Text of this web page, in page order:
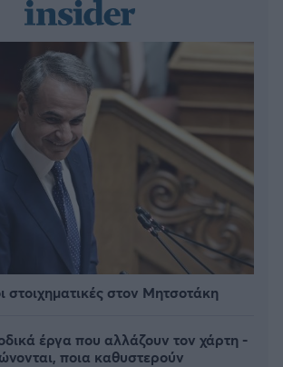
στοιχηματικές στον Μητσοτάκη
έργα που αλλάζουν τον χάρτη -
ποια καθυστερούν